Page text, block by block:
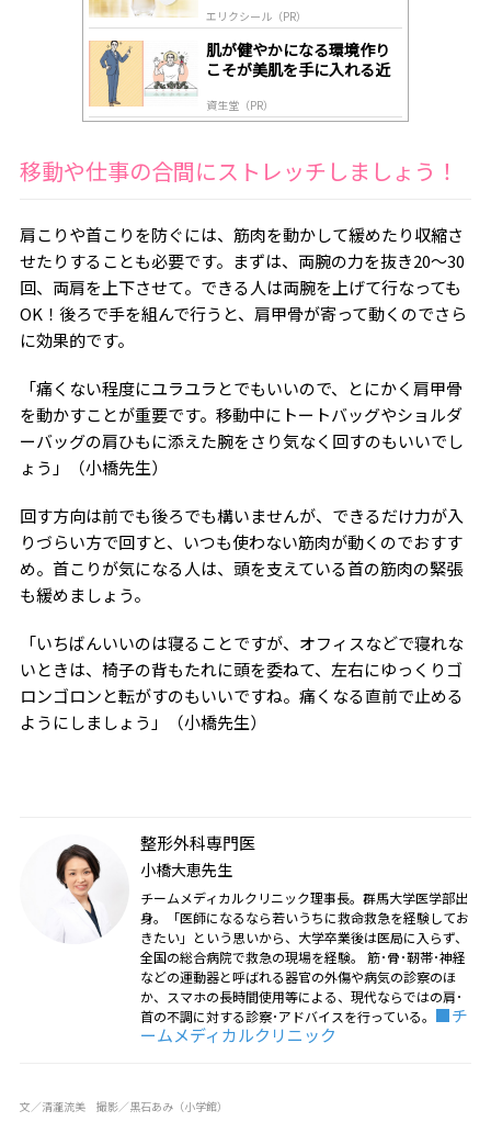
エリクシール（PR）
肌が健やかになる環境作り
こそが美肌を手に入れる近
資生堂（PR）
移動や仕事の合間にストレッチしましょう！
肩こりや首こりを防ぐには、筋肉を動かして緩めたり収縮さ
せたりすることも必要です。まずは、両腕の力を抜き20〜30
回、両肩を上下させて。できる人は両腕を上げて行なっても
OK！後ろで手を組んで行うと、肩甲骨が寄って動くのでさら
に効果的です。
「痛くない程度にユラユラとでもいいので、とにかく肩甲骨
を動かすことが重要です。移動中にトートバッグやショルダ
ーバッグの肩ひもに添えた腕をさり気なく回すのもいいでし
ょう」（小橋先生）
回す方向は前でも後ろでも構いませんが、できるだけ力が入
りづらい方で回すと、いつも使わない筋肉が動くのでおすす
め。首こりが気になる人は、頭を支えている首の筋肉の緊張
も緩めましょう。
「いちばんいいのは寝ることですが、オフィスなどで寝れな
いときは、椅子の背もたれに頭を委ねて、左右にゆっくりゴ
ロンゴロンと転がすのもいいですね。痛くなる直前で止める
ようにしましょう」（小橋先生）
整形外科専門医
小橋大恵先生
チームメディカルクリニック理事長。群馬大学医学部出
身。「医師になるなら若いうちに救命救急を経験してお
きたい」という思いから、大学卒業後は医局に入らず、
全国の総合病院で救急の現場を経験。 筋･骨･靭帯･神経
などの運動器と呼ばれる器官の外傷や病気の診察のほ
か、スマホの長時間使用等による、現代ならではの肩･
首の不調に対する診察･アドバイスを行っている。 ■チ
ームメディカルクリニック
文／清瀧流美 撮影／黒石あみ（小学館）